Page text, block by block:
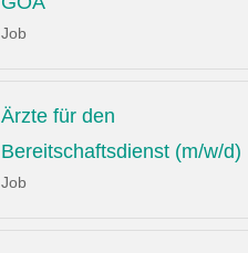
Job
Ärzte für den
Bereitschaftsdienst (m/w/d)
Job